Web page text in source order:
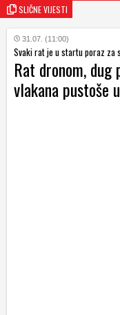
SLIČNE VIJESTI
31.07. (11:00)
Svaki rat je u startu poraz za
Rat dronom,
vlakana pustoše